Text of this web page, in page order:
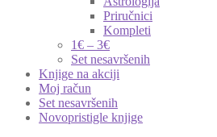
Priručnici
Kompleti
1€ – 3€
Set nesavršenih
Knjige na akciji
Moj račun
Set nesavršenih
Novopristigle knjige